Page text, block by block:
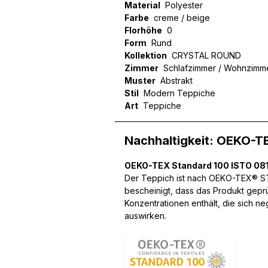
Material Polyester
Farbe creme / beige
Florhöhe 0
Form Rund
Kollektion CRYSTAL ROUND
Zimmer Schlafzimmer /
Muster Abstrakt
Stil Modern Teppiche
Art Teppiche
Nachhaltigkeit: OEKO-
OEKO-TEX Standard 100 ISTO
Der Teppich ist nach OEKO-TEX®
bescheinigt, dass das Produkt
Konzentrationen enthält, die sich
auswirken.
Wir verwenden Cookies,
können und um unseren
Website an unsere
mit weiteren Daten
Dienste gesammelt haben.
Notwendig
Notwendige Cookies sind
Beispiel das Bereitstellen
speichern keine
Präferenz-Cookies
Website aussieht oder